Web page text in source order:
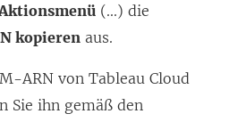
f
(...) die
kopieren aus.
ARN von Tableau Cloud
Sie ihn gemäß den